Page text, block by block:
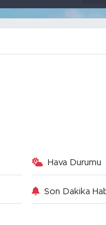
Hava Durumu
Son Dakika